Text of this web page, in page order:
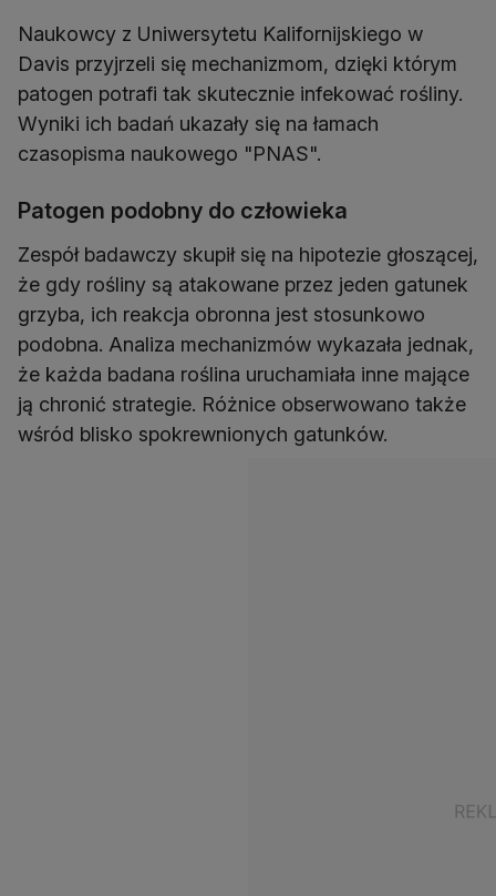
Naukowcy z Uniwersytetu Kalifornijskiego w
Davis przyjrzeli się mechanizmom, dzięki którym
patogen potrafi tak skutecznie infekować rośliny.
Wyniki ich badań ukazały się na łamach
czasopisma naukowego "PNAS".
Patogen podobny do człowieka
Zespół badawczy skupił się na hipotezie głoszącej,
że gdy rośliny są atakowane przez jeden gatunek
grzyba, ich reakcja obronna jest stosunkowo
podobna. Analiza mechanizmów wykazała jednak,
że każda badana roślina uruchamiała inne mające
ją chronić strategie. Różnice obserwowano także
wśród blisko spokrewnionych gatunków.